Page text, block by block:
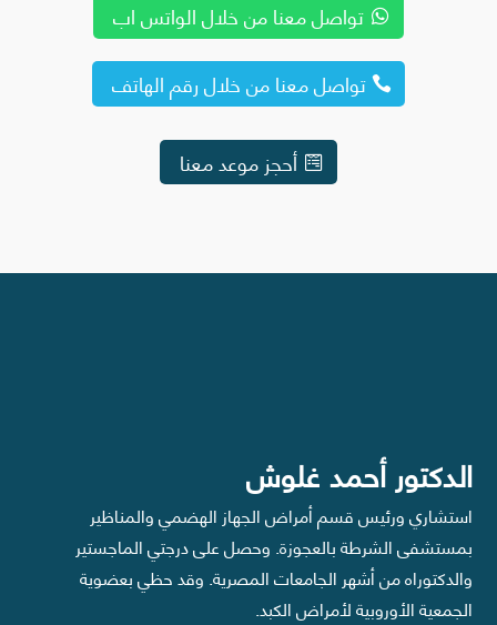
تواصل معنا من خلال الواتس اب
تواصل معنا من خلال رقم الهاتف
أحجز موعد معنا
الدكتور أحمد غلوش
استشاري ورئيس قسم أمراض الجهاز الهضمي والمناظير
بمستشفى الشرطة بالعجوزة. وحصل على درجتي الماجستير
والدكتوراه من أشهر الجامعات المصرية. وقد حظي بعضوية
الجمعية الأوروبية لأمراض الكبد.